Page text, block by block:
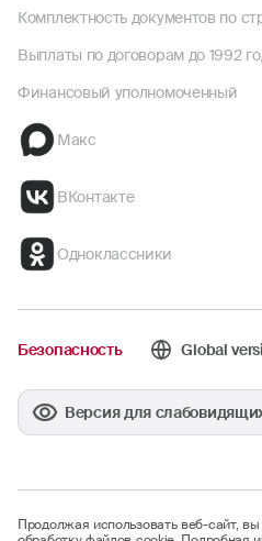
Комплектность документов по
Выплаты по договорам до 1992
Финансовый уполномоченный
Макс
ВКонтакте
Одноклассники
Безопасность Global
Версия для
Продолжая использовать веб-сайт,